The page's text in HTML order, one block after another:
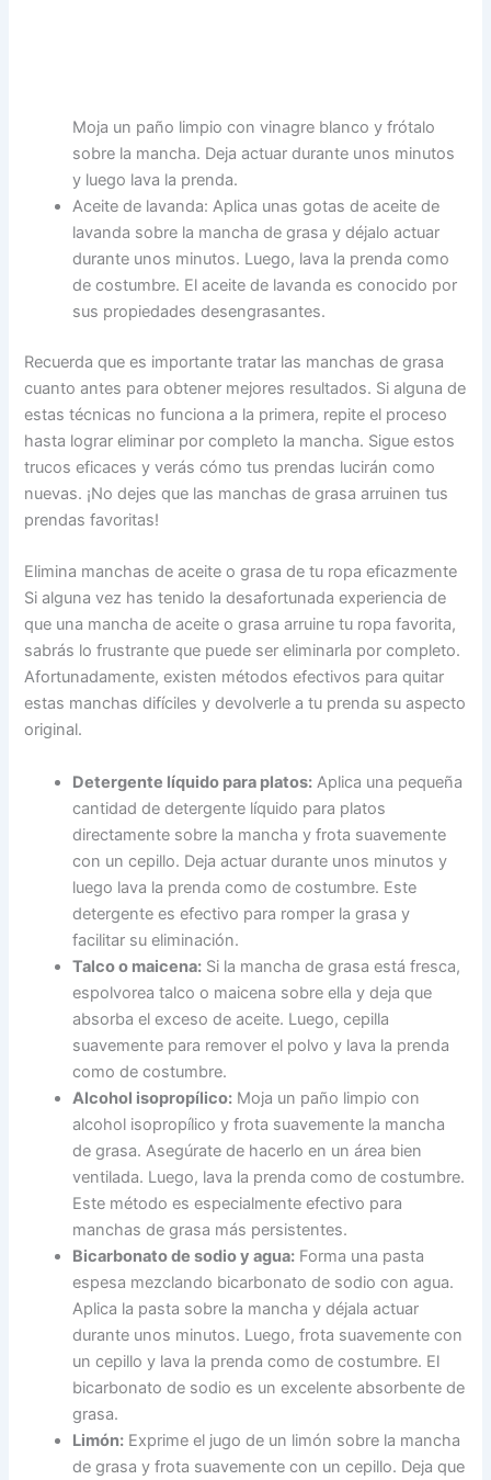
Moja un paño limpio con vinagre blanco y frótalo
sobre la mancha. Deja actuar durante unos minutos
y luego lava la prenda.
Aceite de lavanda: Aplica unas gotas de aceite de
lavanda sobre la mancha de grasa y déjalo actuar
durante unos minutos. Luego, lava la prenda como
de costumbre. El aceite de lavanda es conocido por
sus propiedades desengrasantes.
Recuerda que es importante tratar las manchas de grasa
cuanto antes para obtener mejores resultados. Si alguna de
estas técnicas no funciona a la primera, repite el proceso
hasta lograr eliminar por completo la mancha. Sigue estos
trucos eficaces y verás cómo tus prendas lucirán como
nuevas. ¡No dejes que las manchas de grasa arruinen tus
prendas favoritas!
Elimina manchas de aceite o grasa de tu ropa eficazmente
Si alguna vez has tenido la desafortunada experiencia de
que una mancha de aceite o grasa arruine tu ropa favorita,
sabrás lo frustrante que puede ser eliminarla por completo.
Afortunadamente, existen métodos efectivos para quitar
estas manchas difíciles y devolverle a tu prenda su aspecto
original.
Detergente líquido para platos: Aplica una pequeña
cantidad de detergente líquido para platos
directamente sobre la mancha y frota suavemente
con un cepillo. Deja actuar durante unos minutos y
luego lava la prenda como de costumbre. Este
detergente es efectivo para romper la grasa y
facilitar su eliminación.
Talco o maicena: Si la mancha de grasa está fresca,
espolvorea talco o maicena sobre ella y deja que
absorba el exceso de aceite. Luego, cepilla
suavemente para remover el polvo y lava la prenda
como de costumbre.
Alcohol isopropílico: Moja un paño limpio con
alcohol isopropílico y frota suavemente la mancha
de grasa. Asegúrate de hacerlo en un área bien
ventilada. Luego, lava la prenda como de costumbre.
Este método es especialmente efectivo para
manchas de grasa más persistentes.
Bicarbonato de sodio y agua: Forma una pasta
espesa mezclando bicarbonato de sodio con agua.
Aplica la pasta sobre la mancha y déjala actuar
durante unos minutos. Luego, frota suavemente con
un cepillo y lava la prenda como de costumbre. El
bicarbonato de sodio es un excelente absorbente de
grasa.
Limón: Exprime el jugo de un limón sobre la mancha
de grasa y frota suavemente con un cepillo. Deja que